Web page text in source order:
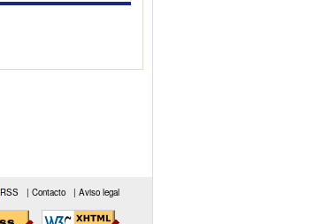
RSS |Contacto |Aviso legal